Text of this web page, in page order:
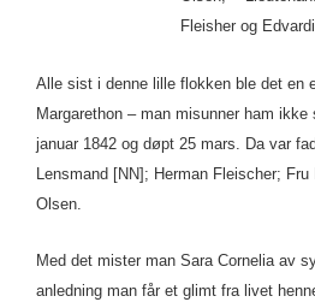
Fleisher og
Alle sist i denne lille flokken ble det en
Margarethon – man misunner ham
januar 1842 og døpt 25 mars. Da var
Lensmand [NN]; Herman Fleischer;
Olsen.
Med det mister man Sara Cornelia av
anledning man får et glimt fra livet